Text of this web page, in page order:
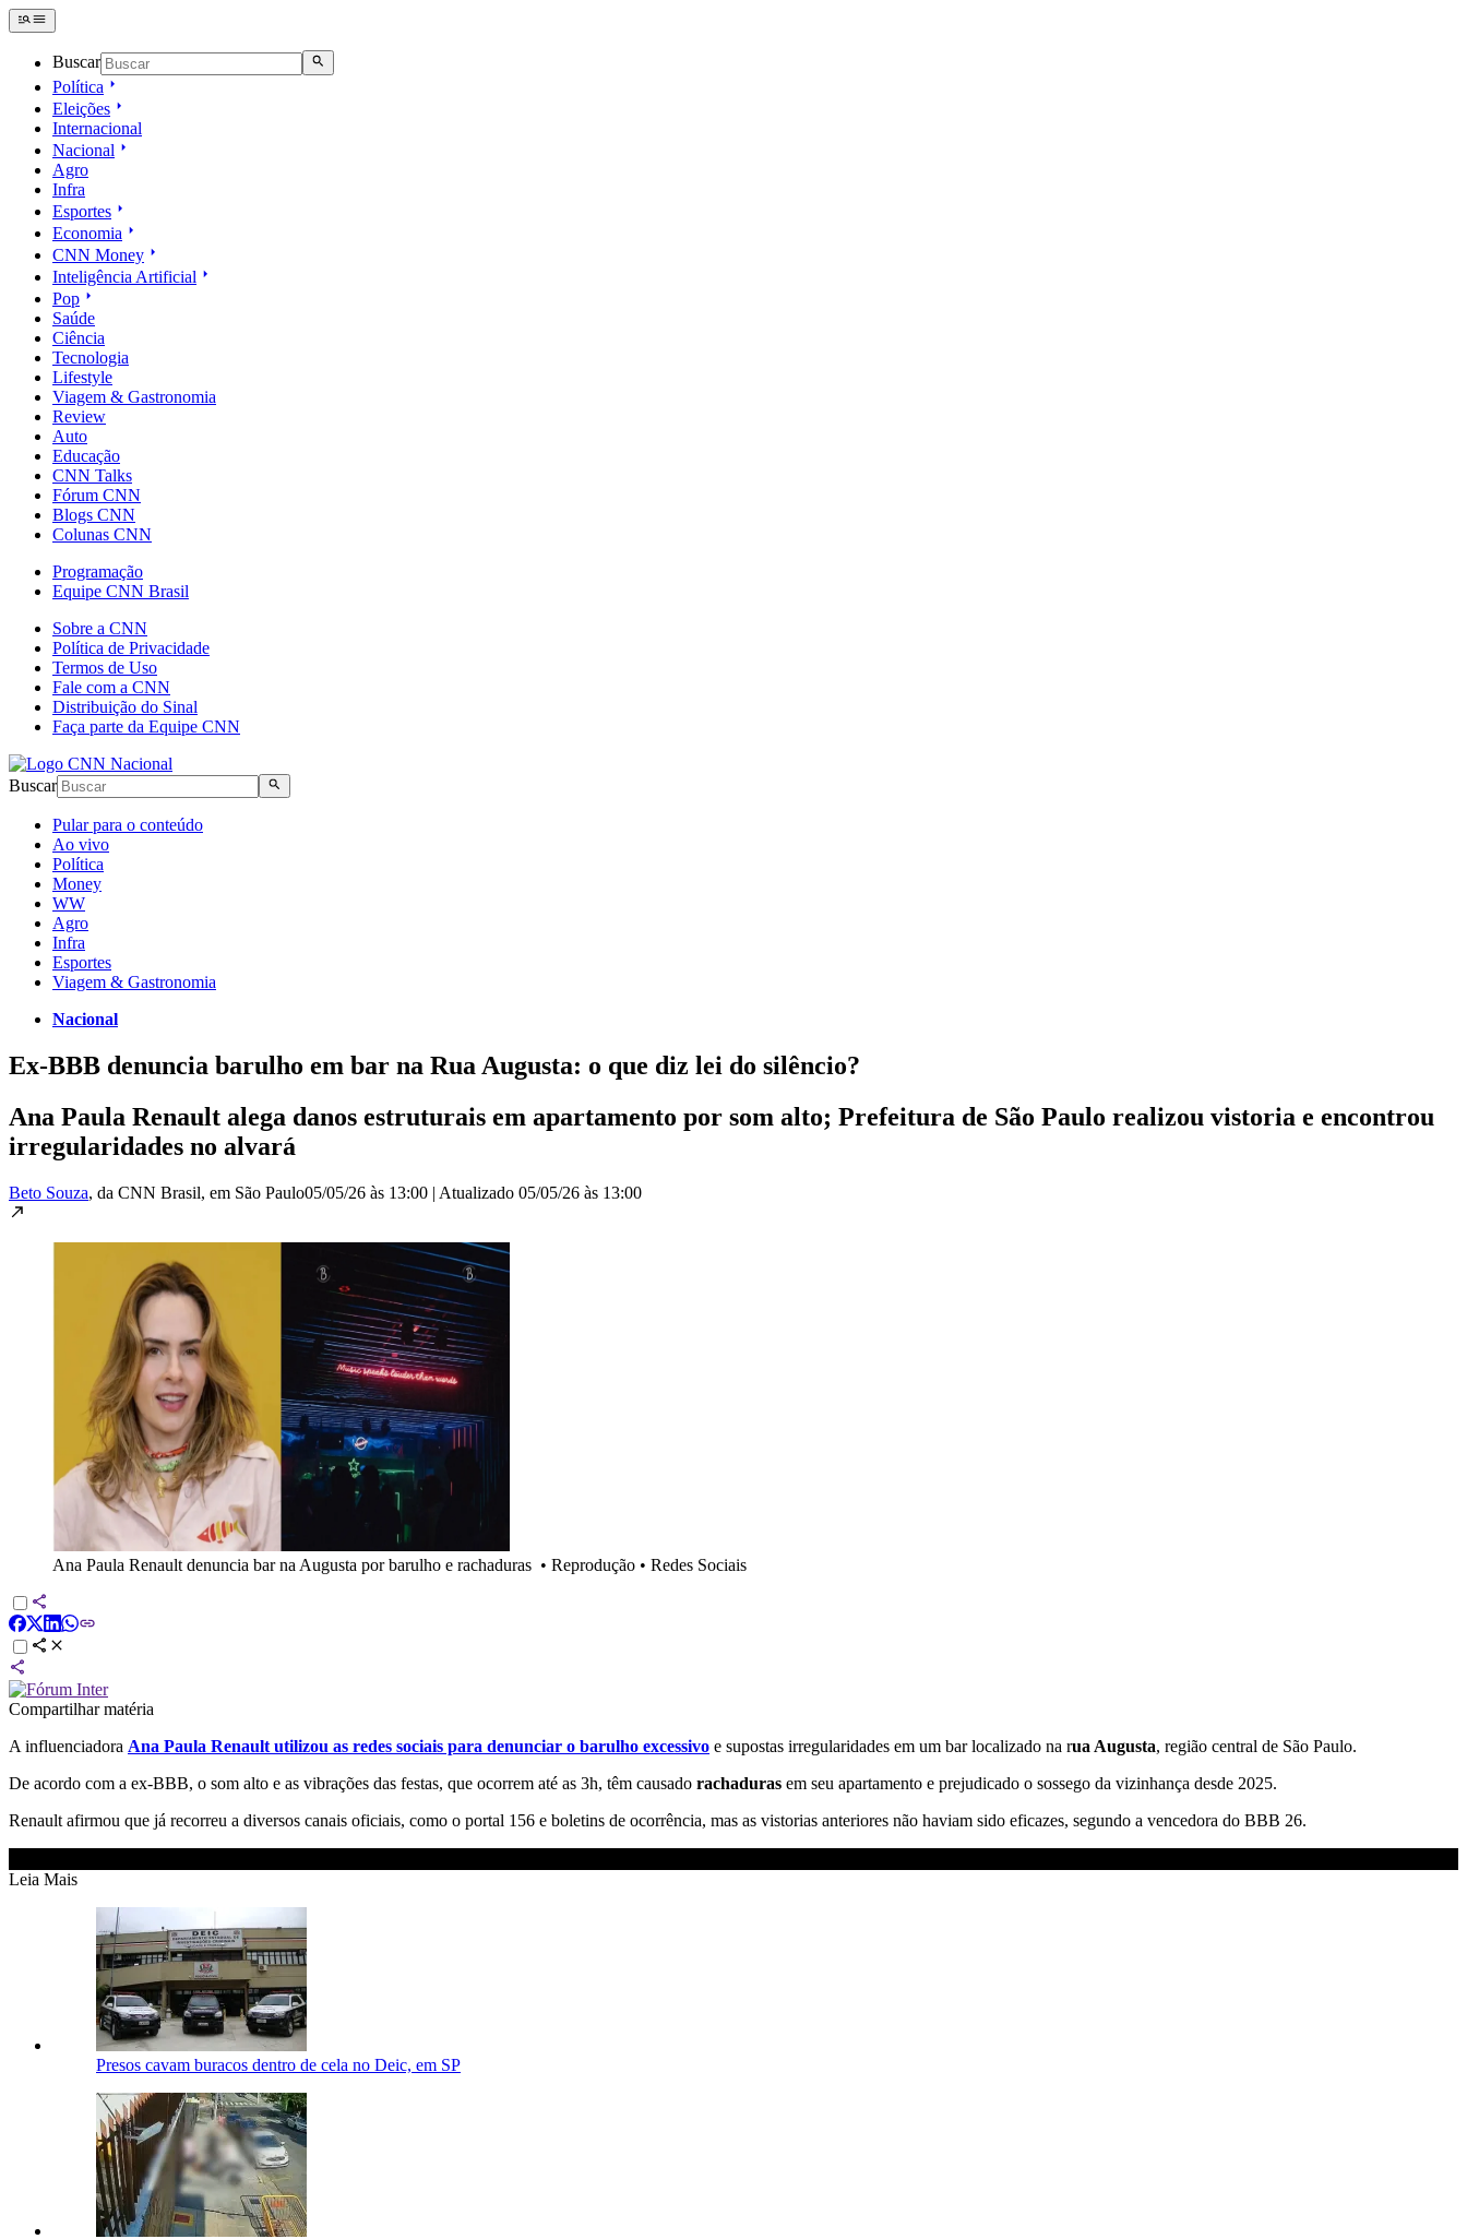
Buscar
Política
Eleições
Internacional
Nacional
Agro
Infra
Esportes
Economia
CNN Money
Inteligência Artificial
Pop
Saúde
Ciência
Tecnologia
Lifestyle
Viagem & Gastronomia
Review
Auto
Educação
CNN Talks
Fórum CNN
Blogs CNN
Colunas CNN
Programação
Equipe CNN Brasil
Sobre a CNN
Política de Privacidade
Termos de Uso
Fale com a CNN
Distribuição do Sinal
Faça parte da Equipe CNN
Buscar
Pular para o conteúdo
Ao vivo
Política
Money
WW
Agro
Infra
Esportes
Viagem & Gastronomia
Nacional
Ex-BBB denuncia barulho em bar na Rua Augusta: o que diz lei do silêncio?
Ana Paula Renault alega danos estruturais em apartamento por som alto; Prefeitura de São Paulo realizou vistoria e encontrou
irregularidades no alvará
Beto Souza, da CNN Brasil, em São Paulo05/05/26 às 13:00 | Atualizado 05/05/26 às 13:00
Ana Paula Renault denuncia bar na Augusta por barulho e rachaduras • Reprodução • Redes Sociais
Compartilhar matéria
A influenciadora Ana Paula Renault utilizou as redes sociais para denunciar o barulho excessivo e supostas irregularidades em um bar localizado na rua Augusta, região central de São Paulo.
De acordo com a ex-BBB, o som alto e as vibrações das festas, que ocorrem até as 3h, têm causado rachaduras em seu apartamento e prejudicado o sossego da vizinhança desde 2025.
Renault afirmou que já recorreu a diversos canais oficiais, como o portal 156 e boletins de ocorrência, mas as vistorias anteriores não haviam sido eficazes, segundo a vencedora do BBB 26.
Leia Mais
Presos cavam buracos dentro de cela no Deic, em SP